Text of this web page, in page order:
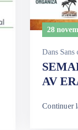
28
Dans Sans
AV
Continuer